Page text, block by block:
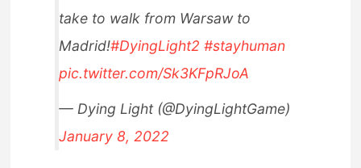
take to walk from Warsaw to
Madrid!#DyingLight2 #stayhuman
pic.twitter.com/Sk3KFpRJoA
— Dying Light (@DyingLightGame)
January 8, 2022